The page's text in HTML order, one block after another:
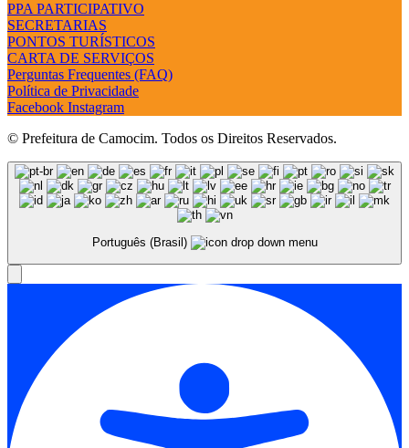
PPA PARTICIPATIVO
SECRETARIAS
PONTOS TURÍSTICOS
CARTA DE SERVIÇOS
Perguntas Frequentes (FAQ)
Política de Privacidade
Facebook Instagram
© Prefeitura de Camocim. Todos os Direitos Reservados.
Português (Brasil)